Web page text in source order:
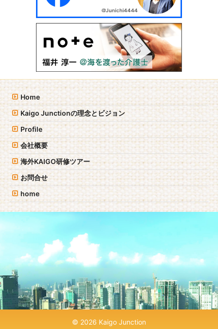
Home
Kaigo Junctionの理念とビジョン
Profile
会社概要
海外KAIGO研修ツアー
お問合せ
home
© 2026 Kaigo Junction